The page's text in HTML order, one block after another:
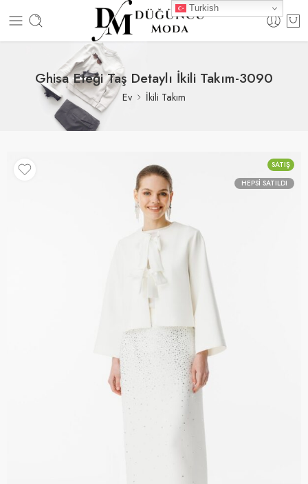
Ghisa Eteği Taş Detaylı İkili Takım-3090
Ev İkili Takım
SATIŞ
HEPSI SATILDI
Turkish